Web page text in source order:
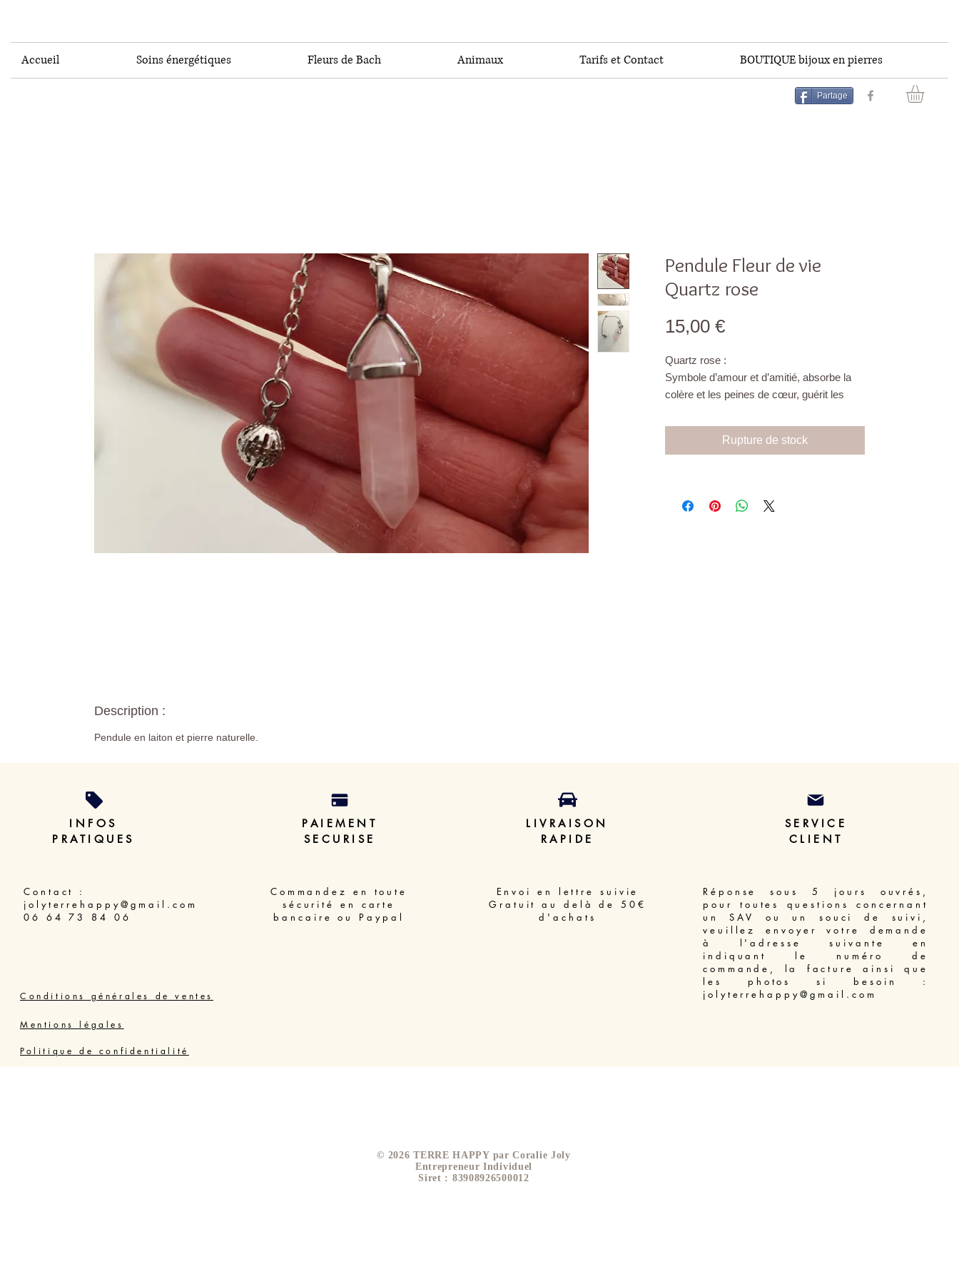
Accueil Soins énergétiques Fleurs de Bach Animaux Tarifs et Contact BOUTIQUE bijoux en pierres
Partage
Pendule Fleur de vie
Quartz rose
15,00 €Prix
Quartz rose :
Symbole d’amour et d’amitié, absorbe la
colère et les peines de cœur, guérit les
rayonne l’amour inconditionnel, la
tendresse, la douceur. Paix intérieure,
Rupture de stock
Description :
Pendule en laiton et pierre naturelle.
INFOS
PRATIQUES
Contact :
jolyterrehappy@gmail.com
06 64 73 84 06
PAIEMENT
SECURISE
Commandez en toute
sécurité en carte
bancaire ou Paypal
Conditions générales de ventes
LIVRAISON
RAPIDE
Envoi en lettre suivie
Gratuit au delà de 50€
d'achats
SERVICE
CLIENT
Réponse sous 5 jours ouvrés,
pour toutes questions concernant
un SAV ou un souci de suivi,
veuillez envoyer votre demande
à l'adresse suivante en
indiquant le numéro de
commande, la facture ainsi que
les photos si besoin :
jolyterrehappy@gmail.com
Mentions légales
Politique de confidentialité
​© 2026 TERRE HAPPY par Coralie Joly
Entrepreneur Individuel
Siret : 83908926500012